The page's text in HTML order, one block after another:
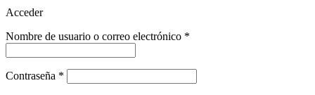
Acceder
Nombre de usuario o correo electrónico *
Contraseña *